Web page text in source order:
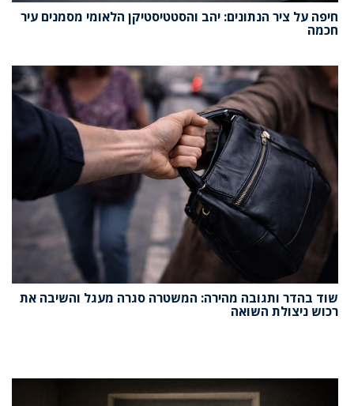
חיפה על ציר הנתונים: יהב והסטטיסטיקן הלאומי מסמנים עיר
חכמה
שוד בהדר ותגובה מהירה: המשטרה סגרה מעגל והשיבה את
רכוש ניצולת השואה